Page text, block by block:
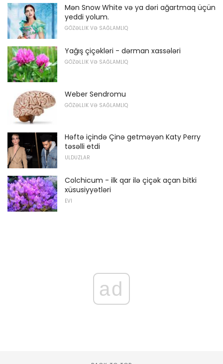
Mən Snow White və ya dəri ağartmaq üçün
yeddi yolum.
GÖZƏLLIK VƏ SAĞLAMLIQ
Yağış çiçəkləri - dərman xassələri
GÖZƏLLIK VƏ SAĞLAMLIQ
Weber Sendromu
GÖZƏLLIK VƏ SAĞLAMLIQ
Həftə içində Çinə getməyən Katy Perry
təsəlli etdi
ULDUZLAR
Colchicum - ilk qar ilə çiçək açan bitki
xüsusiyyətləri
EVI
ad